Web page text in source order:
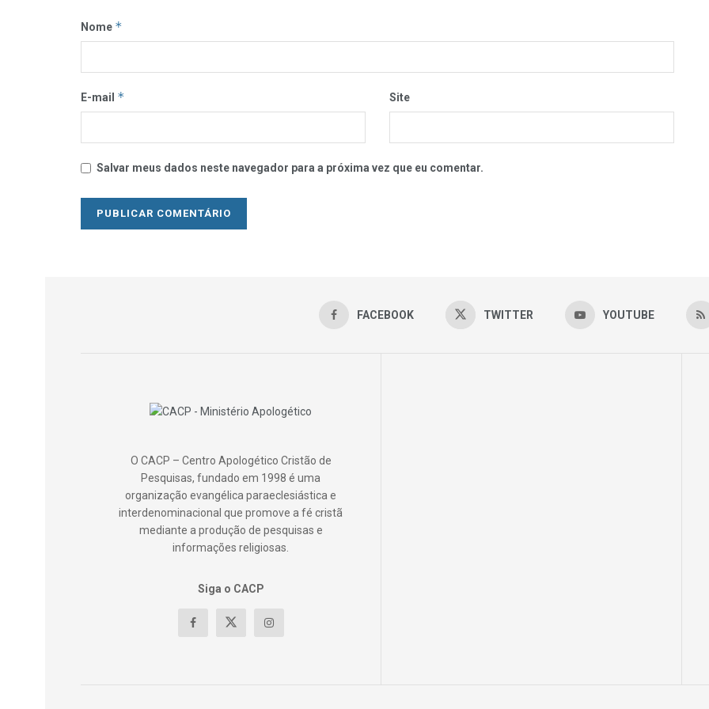
Nome *
E-mail * Site
Salvar meus dados neste navegador para a próxima vez que eu comentar.
FACEBOOK TWITTER YOUTUBE
O CACP – Centro Apologético Cristão de
Pesquisas, fundado em 1998 é uma
organização evangélica paraeclesiástica e
interdenominacional que promove a fé cristã
mediante a produção de pesquisas e
informações religiosas.
Siga o CACP